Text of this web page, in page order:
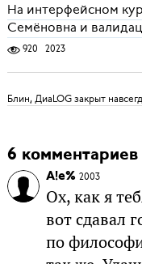
На интерфейсном
Семёновна и
920 2023
Блин, ДиаLOG закрыт
6 комментариев
A!e% 2003
Ох, как я
вот сдавал
по